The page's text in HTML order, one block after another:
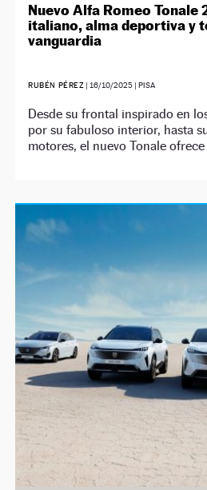
Nuevo Alfa Romeo Tonale
italiano, alma deportiva y
vanguardia
RUBÉN PÉREZ | 16/10/2025 | PISA
Desde su frontal inspirado en
por su fabuloso interior, hasta
motores, el nuevo Tonale